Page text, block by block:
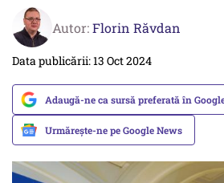
Autor:Florin Răvdan
Data publicării: 13 Oct 2024
Adaugă-ne ca sursă preferată în
Urmărește-ne pe Google News